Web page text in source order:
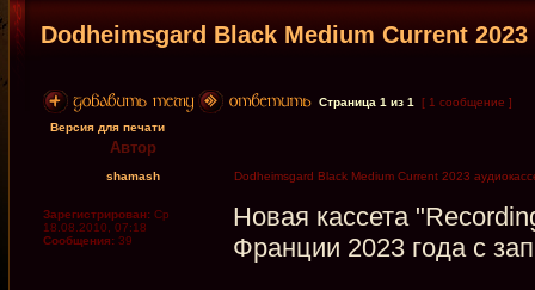
Dodheimsgard Black Medium Current 2023
Страница 1 из 1
[ 1 сообщение ]
Версия для печати
Автор
shamash Dodheimsgard Black Medium Current 2023
Зарегистрирован: Ср
18.08.2010, 07:18
Сообщения: 39
Новая кассета
Франции 2023 года с